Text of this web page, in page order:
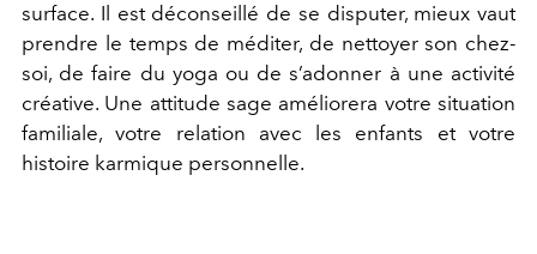
surface. Il est déconseillé de se disputer, mieux vaut
prendre le temps de méditer, de nettoyer son chez-
soi, de faire du yoga ou de s’adonner à une activité
créative. Une attitude sage améliorera votre situation
familiale, votre relation avec les enfants et votre
histoire karmique personnelle.